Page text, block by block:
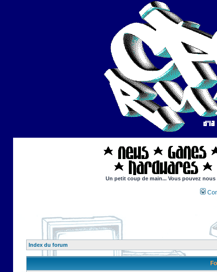
Un petit coup de main... Vous pouvez
Index du forum